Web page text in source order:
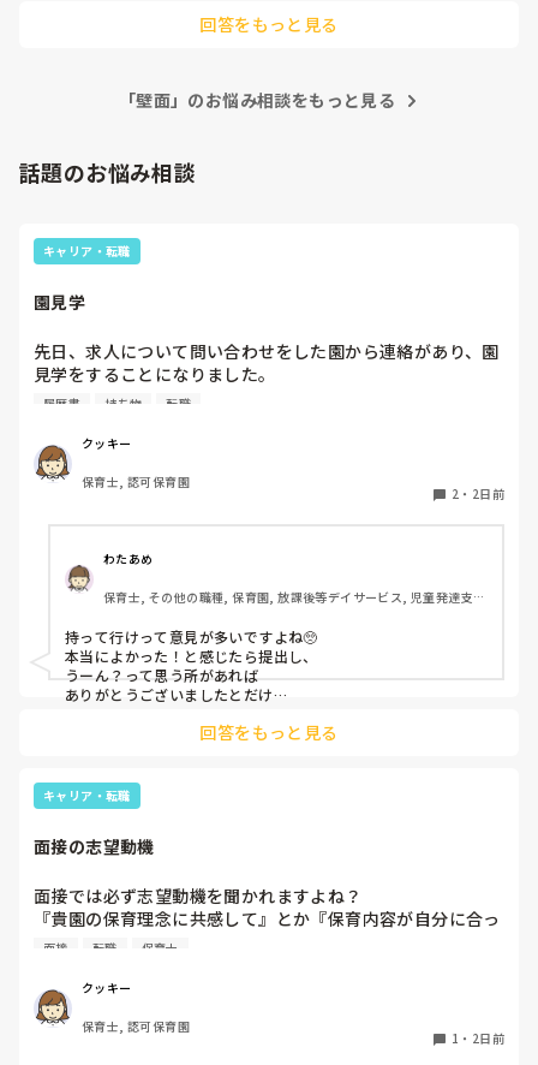
・今子どもたちのブームは何?と観察
毎月の案出し大変ですけど、楽しかったらOK!という気持ちで
回答をもっと見る
「壁面」のお悩み相談をもっと見る
話題のお悩み相談
キャリア・転職
園見学
先日、求人について問い合わせをした園から連絡があり、園
見学をすることになりました。
私としては求人に応募したという認識ですが、『園見学をご
問しましたが、見学なので特にありませんとのこと
このような場合は本当に見学だけで終了なのでしょうか？
でしょうか？
履歴書 持ち物 転職
クッキー
保育士, 認可保育園
2 ・ 2日前
わたあめ
保育士, その他の職種, 保育園, 放課後等デイサービス, 児童発達支援
持って行けって意見が多いですよね🥺
本当によかった！と感じたら提出し、
うーん？って思う所があれば
ありがとうございましたとだけ
回答をもっと見る
キャリア・転職
面接の志望動機
面接では必ず志望動機を聞かれますよね？
『貴園の保育理念に共感して』とか『保育内容が自分に合っ
てると思いました』等々が多いかと思いますが、実際はどう
私自身、園の雰囲気とか園の規模、保育内容は勘案しますが
正直なところ、家から通いやすいか、給与はどうか…という
ところに重きを置いています
面接 転職 保育士
クッキー
保育士, 認可保育園
1 ・ 2日前